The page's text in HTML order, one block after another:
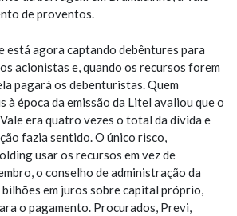
de proventos.
está agora captando debêntures para
acionistas e, quando os recursos forem
pagará os debenturistas. Quem
à época da emissão da Litel avaliou que o
era quatro vezes o total da dívida e
fazia sentido. O único risco,
usar os recursos em vez de
o conselho de administração da
em juros sobre capital próprio,
o pagamento. Procurados, Previ,